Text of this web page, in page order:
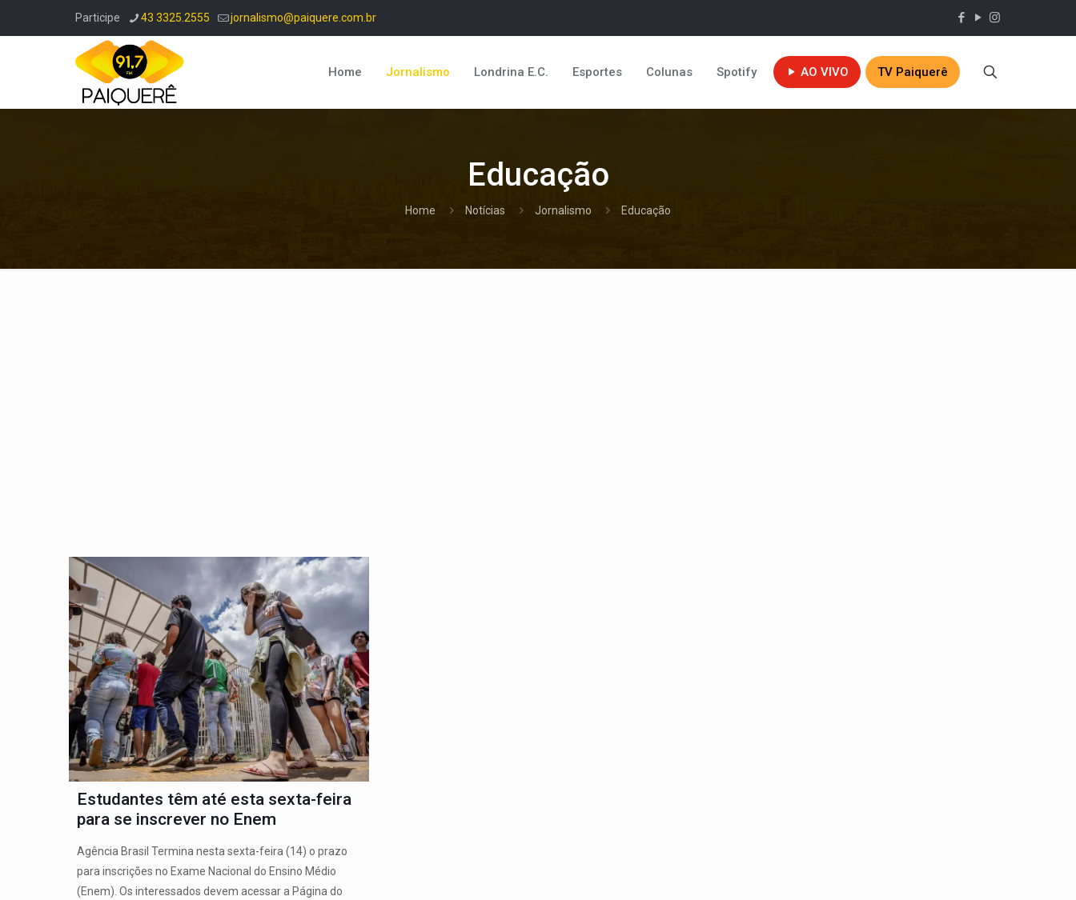
Participe 43 3325.2555 jornalismo@paiquere.com.br
Home Jornalismo Londrina E.C. Esportes Colunas Spotify AO VIVO TV Paiquerê
Educação
Home Notícias Jornalismo Educação
Estudantes têm até esta sexta-feira
para se inscrever no Enem
Agência Brasil Termina nesta sexta-feira (14) o prazo
para inscrições no Exame Nacional do Ensino Médio
(Enem). Os interessados devem acessar a Página do